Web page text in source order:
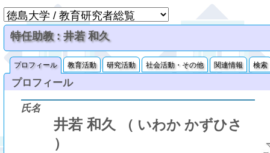
特任助教 : 井若 和久
プロフィール 教育活動 研究活動 社会活動・その他 関連情報 検索
プロフィール
氏名
井若 和久
（ いわか かずひさ
）